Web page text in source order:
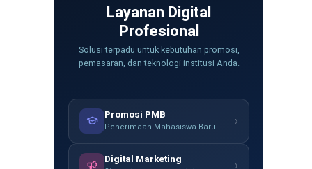
Layanan Digital
Profesional
Solusi terpadu untuk kebutuhan promosi,
pemasaran, dan teknologi institusi Anda.
Promosi PMB
Penerimaan Mahasiswa Baru ›
Digital Marketing ›